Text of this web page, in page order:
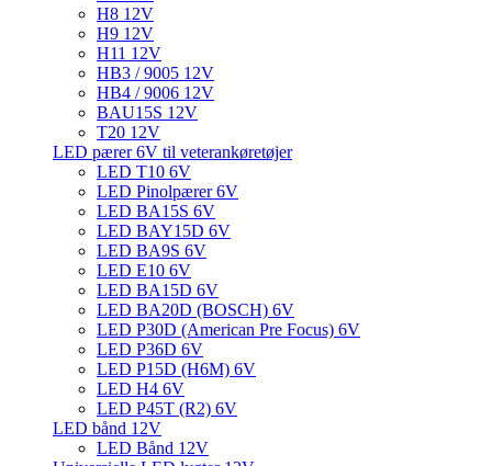
H8 12V
H9 12V
H11 12V
HB3 / 9005 12V
HB4 / 9006 12V
BAU15S 12V
T20 12V
LED pærer 6V til veterankøretøjer
LED T10 6V
LED Pinolpærer 6V
LED BA15S 6V
LED BAY15D 6V
LED BA9S 6V
LED E10 6V
LED BA15D 6V
LED BA20D (BOSCH) 6V
LED P30D (American Pre Focus) 6V
LED P36D 6V
LED P15D (H6M) 6V
LED H4 6V
LED P45T (R2) 6V
LED bånd 12V
LED Bånd 12V